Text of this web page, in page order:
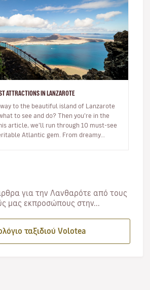
ATTRACTIONS IN LANZAROTE
to the beautiful island of Lanzarote
to see and do? Then you’re in the
article, we’ll run through 10 must-see
Atlantic gem. From dreamy
για την Λανθαρότε από τους
μας εκπροσώπους στην...
ταξιδιού Volotea